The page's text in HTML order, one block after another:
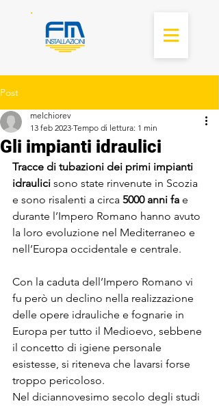
Post
Gli impianti idraulici
melchiorev
13 feb 2023 Tempo di lettura: 1 min
Tracce di tubazioni dei primi impianti
idraulici sono state rinvenute in Scozia
e sono risalenti a circa 5000 anni fa e
durante l’Impero Romano hanno avuto
la loro evoluzione nel Mediterraneo e
nell’Europa occidentale e centrale.
Con la caduta dell’Impero Romano vi
fu però un declino nella realizzazione
delle opere idrauliche e fognarie in
Europa per tutto il Medioevo, sebbene
il concetto di igiene personale
esistesse, si riteneva che lavarsi forse
troppo pericoloso.
Nel diciannovesimo secolo degli studi